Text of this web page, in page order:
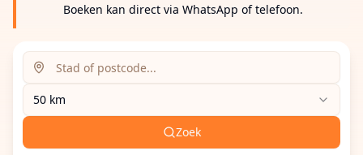
Boeken kan direct via WhatsApp of telefoon.
Zoeklocatie (stad of postcode)
Voer een stad, postcode of adres in om
50 km
Zoek